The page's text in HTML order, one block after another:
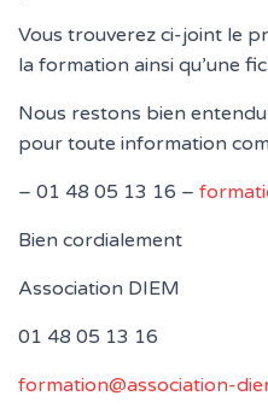
Vous trouverez ci-joint le
la formation ainsi qu’une
Nous restons bien
pour toute information
– 01 48 05 13 16 –
Bien cordialement
Association DIEM
01 48 05 13 16
formation@association-